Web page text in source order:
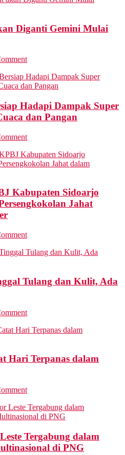
Diganti Gemini Mulai
Hadapi Dampak Super
dan Pangan
Kabupaten Sidoarjo
Jahat
Tulang dan Kulit, Ada
Hari Terpanas dalam
Tergabung dalam
di PNG